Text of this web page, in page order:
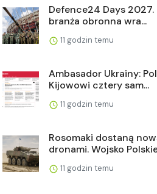
Defence24 Days
branża obronna wra...
11 godzin temu
Ambasador Ukrainy:
Kijowowi cztery sam...
11 godzin temu
Rosomaki dostaną
dronami. Wojsko
11 godzin temu